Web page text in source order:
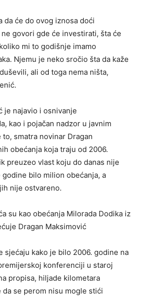
da će do ovog iznosa doći
govori gde će investirati, šta će
mi to godišnje imamo
Njemu je neko sročio šta da kaže
ali od toga nema ništa,
je najavio i osnivanje
kao i pojačan nadzor u javnim
smatra novinar Dragan
obećanja koja traju od 2006.
preuzeo vlast koju do danas nije
bilo milion obećanja, a
nije ostvareno.
su kao obećanja Milorada Dodika iz
Dragan Maksimović
sjećaju kako je bilo 2006. godine na
konferenciji u staroj
propisa, hiljade kilometara
se perom nisu mogle stići